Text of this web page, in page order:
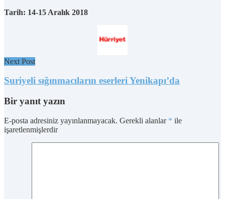
Tarih: 14-15 Aralık 2018
Next Post
Suriyeli sığınmacıların eserleri Yenikapı’da
Bir yanıt yazın
E-posta adresiniz yayınlanmayacak. Gerekli alanlar * ile
işaretlenmişlerdir